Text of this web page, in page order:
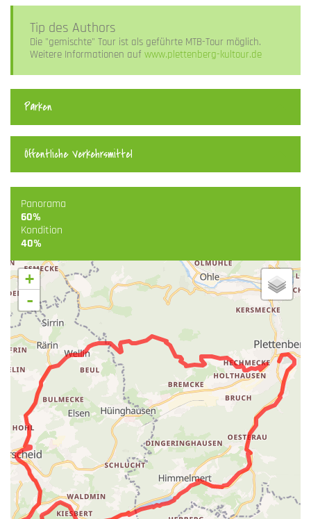
Tip des Authors
Die "gemischte" Tour ist als geführte MTB-Tour möglich.
Weitere Informationen auf www.plettenberg-kultour.de
Parken
Öffentliche Verkehrsmittel
Panorama
60%
Kondition
40%
+
-